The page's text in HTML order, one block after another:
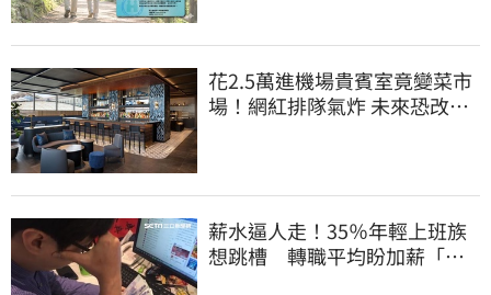
花2.5萬進機場貴賓室竟變菜市
場！網紅排隊氣炸 未來恐改動
薪水逼人走！35％年輕上班族
想跳槽 轉職平均盼加薪「破